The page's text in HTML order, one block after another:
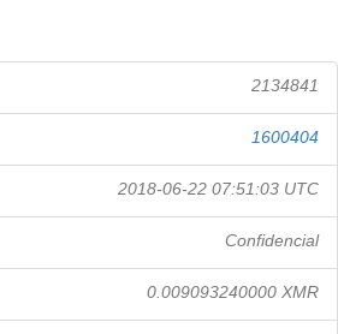
2134841
1600404
2018-06-22 07:51:03 UTC
Confidencial
0.009093240000 XMR